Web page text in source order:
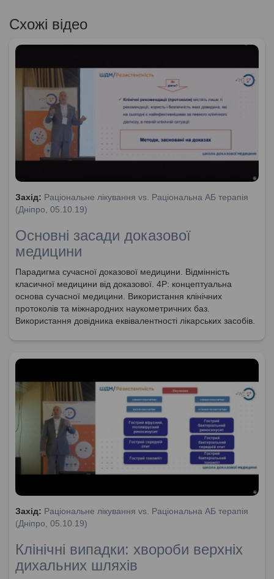
Схожі відео
Захід: Раціональне лікування vs. Раціональна АБ терапія
(Дніпро, 05.10.19)
Основні засади доказової
медицини
Парадигма сучасної доказової медицини. Відмінність
класичної медицини від доказової. 4Р: концептуальна
основа сучасної медицини. Використання клінічних
протоколів та міжнародних наукометричних баз.
Використання довідника еквівалентності лікарських засобів.
Захід: Раціональне лікування vs. Раціональна АБ терапія
(Дніпро, 05.10.19)
Клінічні випадки: хвороби верхніх
дихальних шляхів